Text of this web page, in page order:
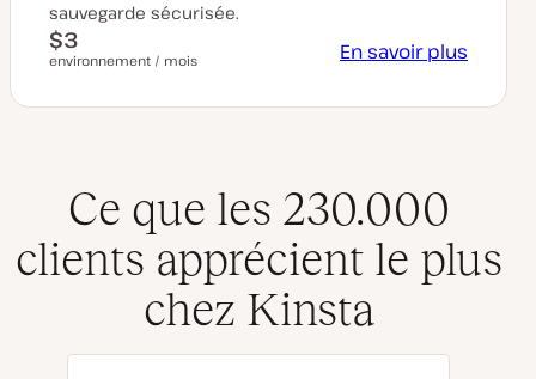
sauvegarde sécurisée.
$3
environnement / mois En savoir plus
Ce que les 230.000
clients apprécient le plus
chez Kinsta